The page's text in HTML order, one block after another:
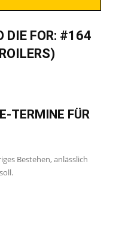
DIE FOR: #164
TERMINE FÜR
Bestehen, anlässlich